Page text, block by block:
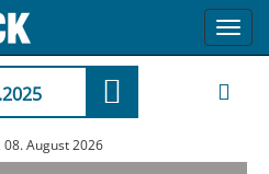
08. August 2026